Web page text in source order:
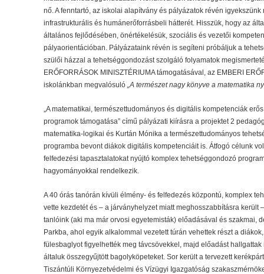
nő. A fenntartó, az iskolai alapítvány és pályázatok révén
infrastrukturális és humánerőforrásbeli hátterét. Hisszük, hogy az
általános fejlődésében, önértékelésük, szociális és vezetői
pályaorientációban. Pályázataink révén is segíteni próbáljuk a
szülői házzal a tehetséggondozást szolgáló folyamatok
ERŐFORRÁSOK MINISZTÉRIUMA támogatásával, az EMBERI
iskolánkban megvalósuló „A természet nagy könyve a matematika
„A matematikai, természettudományos és digitális kompetenciák
programok támogatása” című pályázati kiírásra a projektet 2
matematika-logikai és Kurtán Mónika a természettudományos
programba bevont diákok digitális kompetenciáit is. Átfogó célunk
felfedezési tapasztalatokat nyújtó komplex tehetséggondozó
hagyományokkal rendelkezik.
A 40 órás tanórán kívüli élmény- és felfedezés központú, komplex
vette kezdetét és – a járványhelyzet miatt meghosszabbításra került
tanlóink (aki ma már orvosi egyetemisták) előadásával és szakmai,
Parkba, ahol egyik alkalommal vezetett túrán vehettek részt a
fülesbaglyot figyelhették meg távcsövekkel, majd előadást
általuk összegyűjtött bagolyköpeteket. Sor került a tervezett
Tiszántúli Környezetvédelmi és Vízügyi Igazgatóság